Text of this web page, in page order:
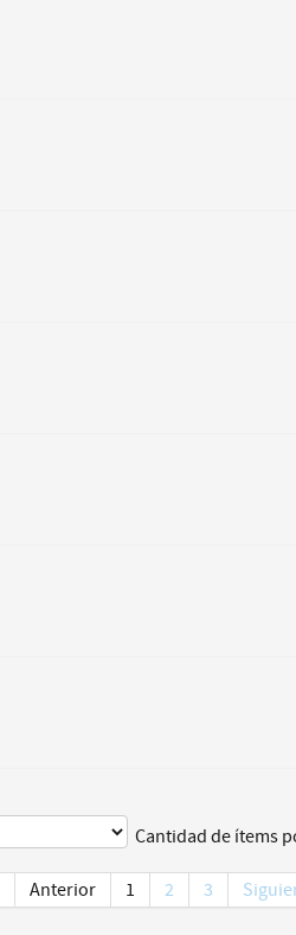
Cantidad de ítems
Anterior 1 2 3